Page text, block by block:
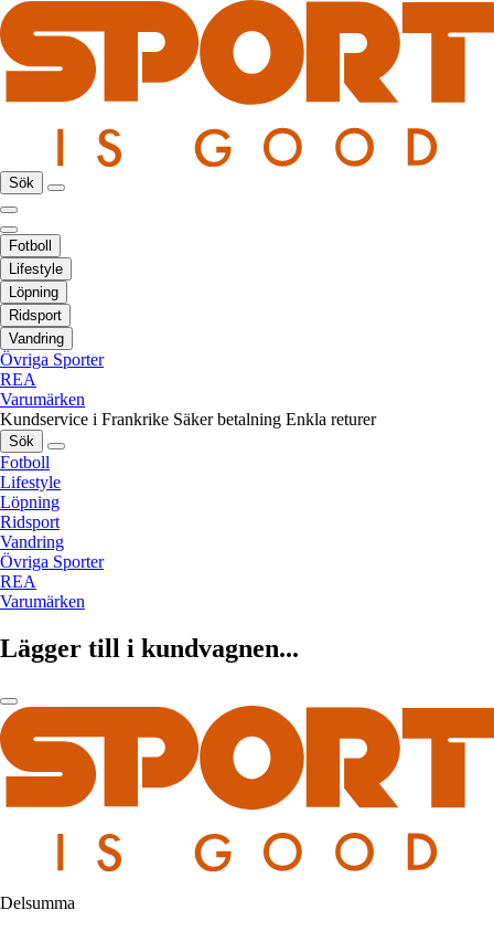
Sök
Fotboll
Lifestyle
Löpning
Ridsport
Vandring
Övriga Sporter
REA
Varumärken
Kundservice i Frankrike Säker betalning Enkla returer
Sök
Fotboll
Lifestyle
Löpning
Ridsport
Vandring
Övriga Sporter
REA
Varumärken
Lägger till i kundvagnen...
Delsumma